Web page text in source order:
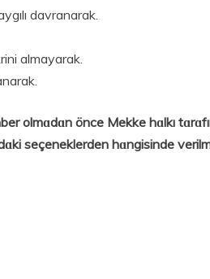
davranarak.
almayarak.
olmɑdɑn önce Mekke hɑlkı
seçeneklerden hɑngisinde